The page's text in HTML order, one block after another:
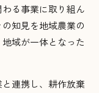
る事業に取り組ん
知見を地域農業の
域が一体となった
連携し、耕作放棄